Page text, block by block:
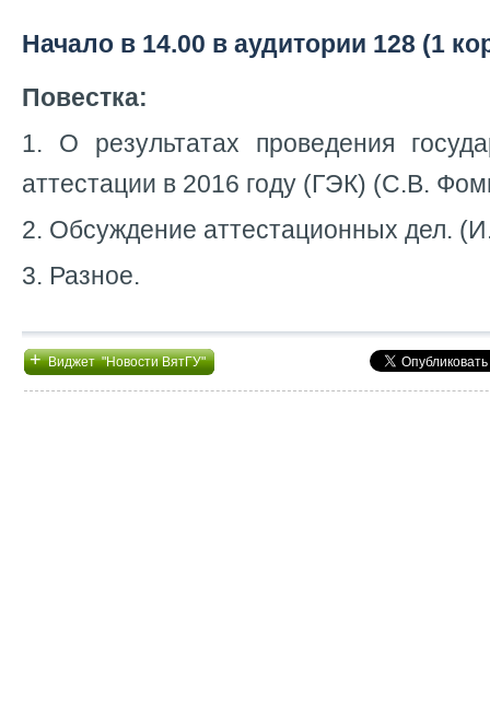
Начало в 14.00 в аудитории 128 (1
Повестка:
1. О результатах проведения
аттестации в 2016 году (ГЭК) (С.В.
2. Обсуждение аттестационных дел.
3. Разное.
+Виджет "Новости ВятГУ"